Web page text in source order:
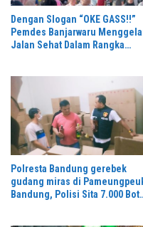
Dengan Slogan “OKE GASS!!”
Pemdes Banjarwaru
Jalan Sehat Dalam Rangka
Polresta Bandung gerebek
gudang miras di
Bandung, Polisi Sita 7.000